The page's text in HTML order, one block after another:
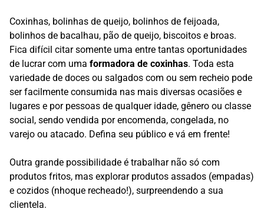
Coxinhas, bolinhas de queijo, bolinhos de feijoada,
bolinhos de bacalhau, pão de queijo, biscoitos e broas.
Fica difícil citar somente uma entre tantas oportunidades
de lucrar com uma formadora de coxinhas. Toda esta
variedade de doces ou salgados com ou sem recheio pode
ser facilmente consumida nas mais diversas ocasiões e
lugares e por pessoas de qualquer idade, gênero ou classe
social, sendo vendida por encomenda, congelada, no
varejo ou atacado. Defina seu público e vá em frente!
Outra grande possibilidade é trabalhar não só com
produtos fritos, mas explorar produtos assados (empadas)
e cozidos (nhoque recheado!), surpreendendo a sua
clientela.